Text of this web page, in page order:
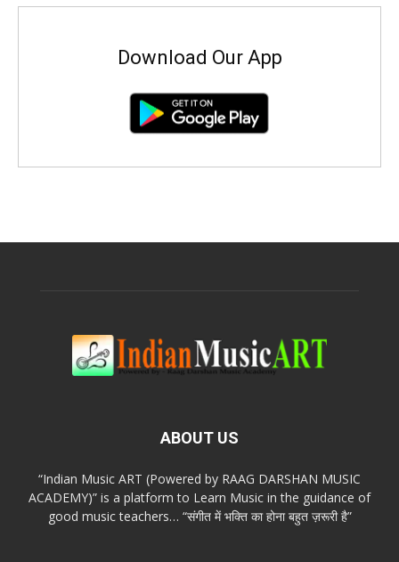
Download Our App
ABOUT US
“Indian Music ART (Powered by RAAG DARSHAN MUSIC
ACADEMY)” is a platform to Learn Music in the guidance of
good music teachers… “संगीत में भक्ति का होना बहुत ज़रूरी है”